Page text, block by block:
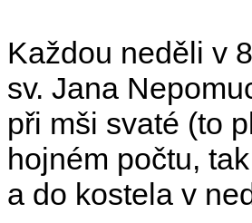
Každou neděli v
sv. Jana
při mši svaté (to
hojném počtu,
a do kostela v